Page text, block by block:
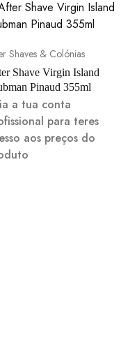
Shaves & Colónias
Shave Virgin Island
Pinaud 355ml
a tua conta
para teres
aos preços do